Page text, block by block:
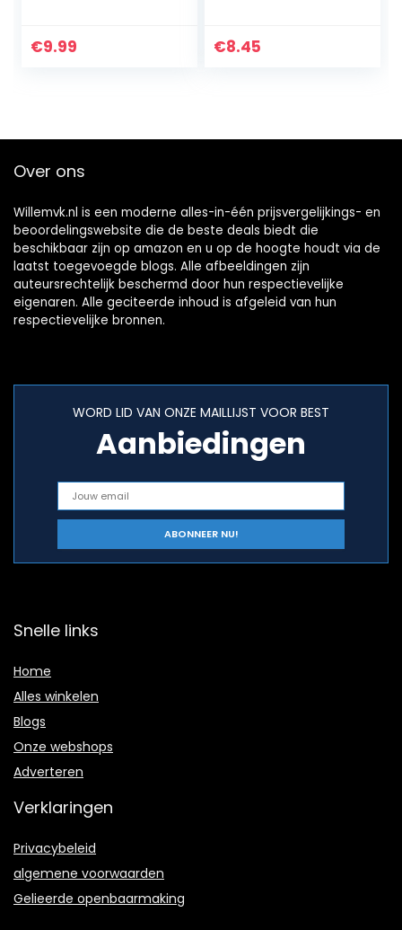
Uitbreidende
€9.99
afstandhouder
€8.45
Over ons
Willemvk.nl is een moderne alles-in-één prijsvergelijkings- en
beoordelingswebsite die de beste deals biedt die
beschikbaar zijn op amazon en u op de hoogte houdt via de
laatst toegevoegde blogs. Alle afbeeldingen zijn
auteursrechtelijk beschermd door hun respectievelijke
eigenaren. Alle geciteerde inhoud is afgeleid van hun
respectievelijke bronnen.
WORD LID VAN ONZE MAILLIJST VOOR BEST
Aanbiedingen
Snelle links
Home
Alles winkelen
Blogs
Onze webshops
Adverteren
Verklaringen
Privacybeleid
algemene voorwaarden
Gelieerde openbaarmaking